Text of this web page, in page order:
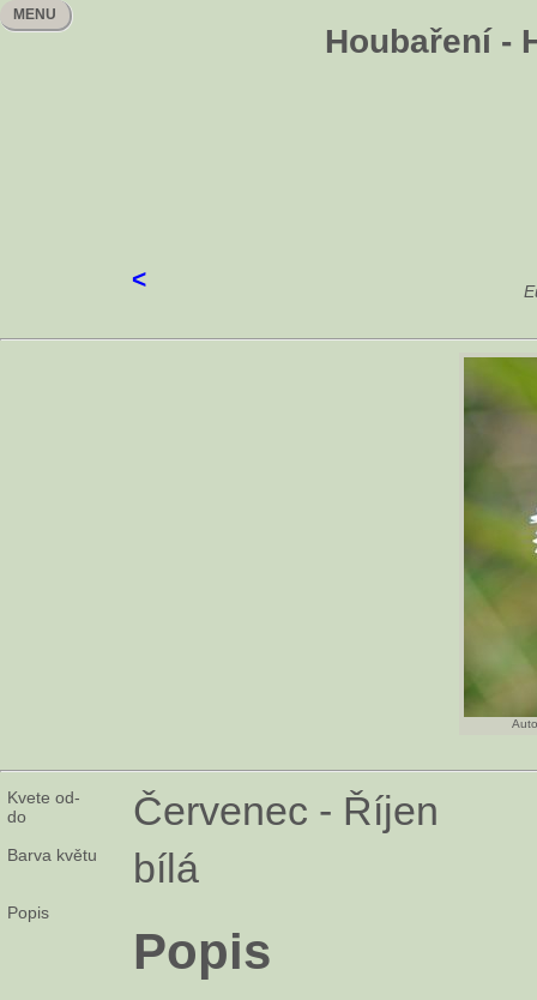
Houbaření -
MENU
<
Kvete od-
do
Červenec - Říjen
Barva květu bílá
Popis
Popis